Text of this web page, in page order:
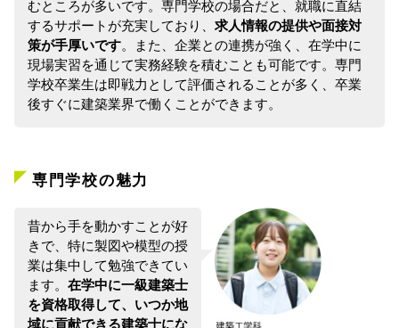
むところが多いです。専門学校の場合だと、就職に直結
するサポートが充実しており、 求人情報の提供や面接対
策が手厚いです。また、企業との連携が強く、在学中に
現場実習を通じて実務経験を積むことも可能です。専門
学校卒業生は即戦力として評価されることが多く、卒業
後すぐに建築業界で働くことができます。
専門学校の魅力
昔から⼿を動かすことが好
きで、特に製図や模型の授
業は集中して勉強できてい
ます。 在学中に⼀級建築⼠
を資格取得して、いつか地
域に貢献できる建築⼠にな